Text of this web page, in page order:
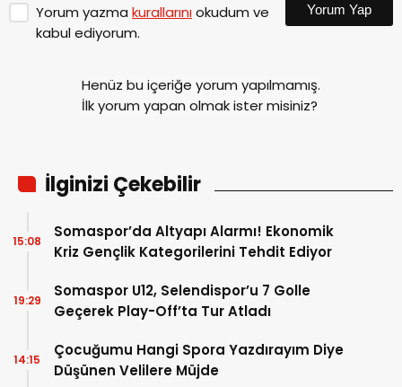
Yorum yazma kurallarınıokudum ve
kabul ediyorum.
Yorum Yap
Henüz bu içeriğe yorum yapılmamış.
İlk yorum yapan olmak ister misiniz?
İlginizi Çekebilir
Somaspor’da Altyapı Alarmı! Ekonomik
Kriz Gençlik Kategorilerini Tehdit Ediyor
15:08
Somaspor U12, Selendispor’u 7 Golle
Geçerek Play-Off’ta Tur Atladı
19:29
Çocuğumu Hangi Spora Yazdırayım Diye
Düşünen Velilere Müjde
14:15